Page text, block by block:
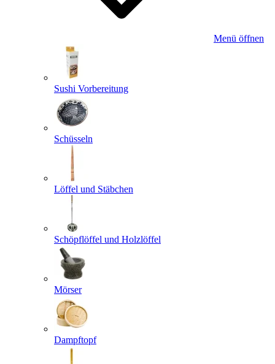
Menü öffnen
Sushi Vorbereitung
Schüsseln
Löffel und Stäbchen
Schöpflöffel und Holzlöffel
Mörser
Dampftopf